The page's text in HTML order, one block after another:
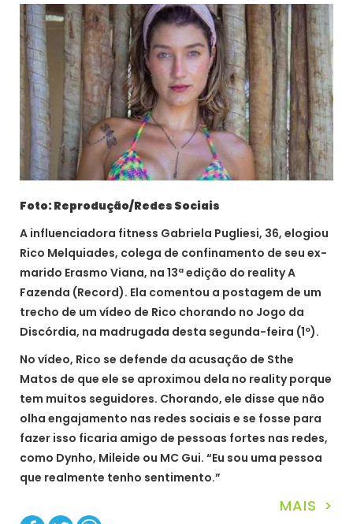
Foto: Reprodução/Redes Sociais
A influenciadora fitness Gabriela Pugliesi, 36, elogiou
Rico Melquiades, colega de confinamento de seu ex-
marido Erasmo Viana, na 13ª edição do reality A
Fazenda (Record). Ela comentou a postagem de um
trecho de um vídeo de Rico chorando no Jogo da
Discórdia, na madrugada desta segunda-feira (1º).
No vídeo, Rico se defende da acusação de Sthe
Matos de que ele se aproximou dela no reality porque
tem muitos seguidores. Chorando, ele disse que não
olha engajamento nas redes sociais e se fosse para
fazer isso ficaria amigo de pessoas fortes nas redes,
como Dynho, Mileide ou MC Gui. “Eu sou uma pessoa
que realmente tenho sentimento.”
MAIS >